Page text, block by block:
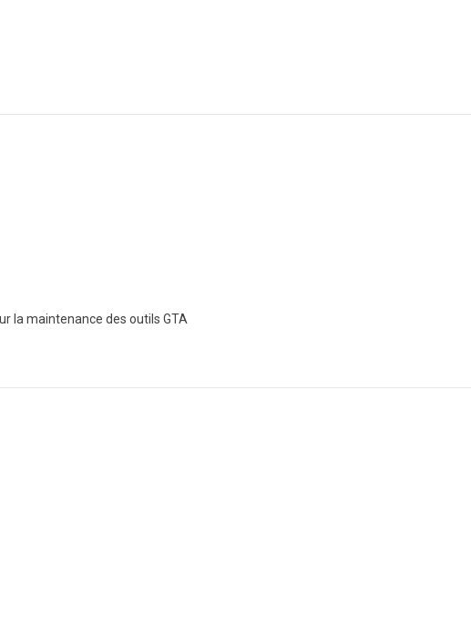
la maintenance des outils GTA